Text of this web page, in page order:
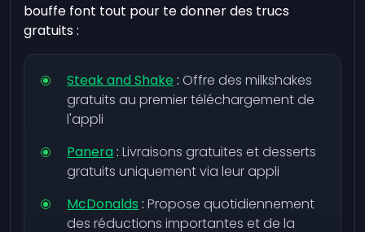
bouffe font tout pour te donner des trucs
gratuits :
Steak and Shake : Offre des milkshakes
gratuits au premier téléchargement de
l'appli
Panera:Livraisons gratuites et desserts
gratuits uniquement via leur appli
McDonalds :Propose quotidiennement
des réductions importantes et de la